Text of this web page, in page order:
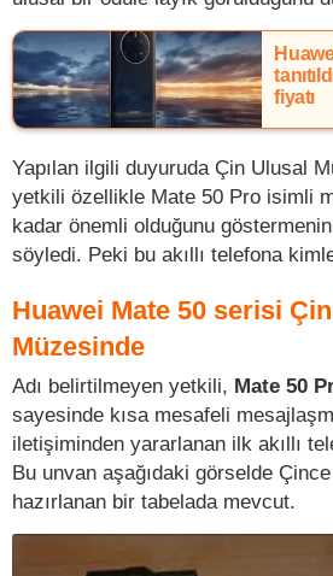
fiyatı
Yapılan ilgili duyuruda Çin Ulusal
yetkili özellikle Mate 50 Pro isimli
kadar önemli olduğunu göstermenin
söyledi. Peki bu akıllı telefona
Huawei Mate 50 serisi
Müzesinde
Adı belirtilmeyen yetkili, Mate 50
sayesinde kısa mesafeli
iletişiminden yararlanan ilk akıllı
Bu unvan aşağıdaki görselde
hazırlanan bir tabelada mevcut.